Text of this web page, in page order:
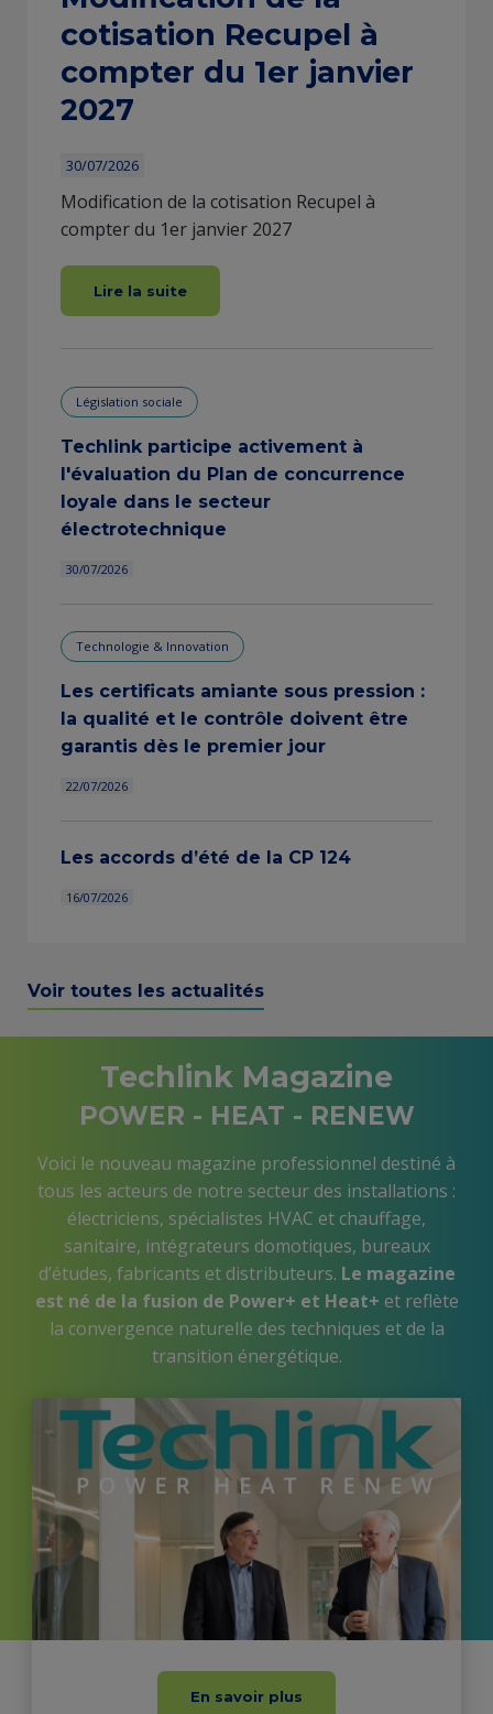
cotisation Recupel à
compter du 1er janvier
2027
30/07/2026
Modification de la cotisation Recupel à
compter du 1er janvier 2027
Lire la suite
Législation sociale
Techlink participe activement à
l'évaluation du Plan de concurrence
loyale dans le secteur
électrotechnique
30/07/2026
Technologie & Innovation
Les certificats amiante sous pression :
la qualité et le contrôle doivent être
garantis dès le premier jour
22/07/2026
Les accords d’été de la CP 124
16/07/2026
all
news
Voir toutes les actualités
Techlink Magazine
POWER - HEAT - RENEW
Voici le nouveau magazine professionnel destiné à
tous les acteurs de notre secteur des installations :
électriciens, spécialistes HVAC et chauffage,
sanitaire, intégrateurs domotiques, bureaux
d’études, fabricants et distributeurs. Le magazine
est né de la fusion de Power+ et Heat+ et reflète
la convergence naturelle des techniques et de la
transition énergétique.
En savoir plus